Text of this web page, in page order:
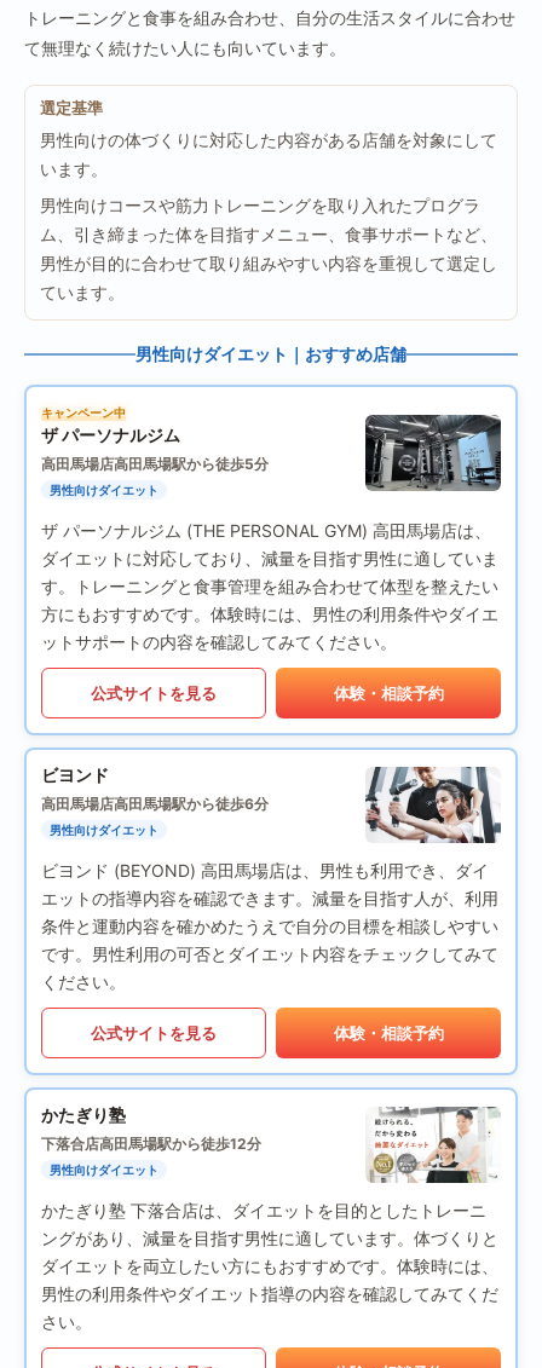
トレーニングと食事を組み合わせ、自分の生活スタイルに合わせ
て無理なく続けたい人にも向いています。
選定基準
男性向けの体づくりに対応した内容がある店舗を対象にして
います。
男性向けコースや筋力トレーニングを取り入れたプログラ
ム、引き締まった体を目指すメニュー、食事サポートなど、
男性が目的に合わせて取り組みやすい内容を重視して選定し
ています。
男性向けダイエット｜おすすめ店舗
キャンペーン中
ザ パーソナルジム
高田馬場店高田馬場駅から徒歩5分
男性向けダイエット
ザ パーソナルジム (THE PERSONAL GYM) 高田馬場店は、
ダイエットに対応しており、減量を目指す男性に適していま
す。トレーニングと食事管理を組み合わせて体型を整えたい
方にもおすすめです。体験時には、男性の利用条件やダイエ
ットサポートの内容を確認してみてください。
公式サイトを見る 体験・相談予約
ビヨンド
高田馬場店高田馬場駅から徒歩6分
男性向けダイエット
ビヨンド (BEYOND) 高田馬場店は、男性も利用でき、ダイ
エットの指導内容を確認できます。減量を目指す人が、利用
条件と運動内容を確かめたうえで自分の目標を相談しやすい
です。男性利用の可否とダイエット内容をチェックしてみて
ください。
公式サイトを見る 体験・相談予約
かたぎり塾
下落合店高田馬場駅から徒歩12分
男性向けダイエット
かたぎり塾 下落合店は、ダイエットを目的としたトレーニ
ングがあり、減量を目指す男性に適しています。体づくりと
ダイエットを両立したい方にもおすすめです。体験時には、
男性の利用条件やダイエット指導の内容を確認してみてくだ
さい。